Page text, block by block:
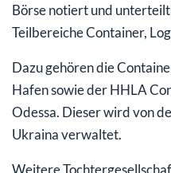
Börse notiert und
Teilbereiche Container,
Dazu gehören die
Hafen sowie der HHLA
Odessa. Dieser wird von
Ukraina verwaltet.
Weitere